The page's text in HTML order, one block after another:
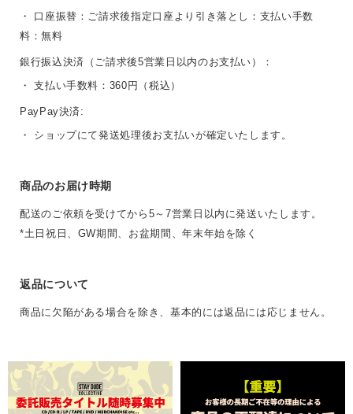
・ 口座振替：ご請求後指定口座より引き落とし：支払い手数
料：無料
銀行振込決済（ご請求後5営業日以内のお支払い）：
・ 支払い手数料：360円（税込）
PayPay決済:
・ ショップにて発送処理後お支払いが確定いたします。
商品のお届け時期
配送のご依頼を受けてから5～7営業日以内に発送いたします。
*土日祝日、GW期間、お盆期間、年末年始を除く
返品について
商品に欠陥がある場合を除き、基本的には返品には応じません。